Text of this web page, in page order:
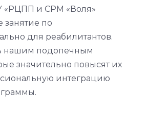
«РЦПП и СРМ «Воля»
по
для реабилитантов.
нашим подопечным
значительно повысят их
интеграцию